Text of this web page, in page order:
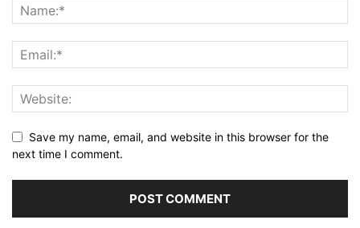
Save my name, email, and website in this browser for the
next time I comment.